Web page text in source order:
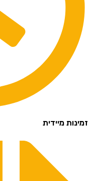
זמינות מיידית